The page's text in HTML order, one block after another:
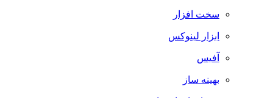
سخت افزار
ابزار لینوکس
آفیس
بهینه ساز